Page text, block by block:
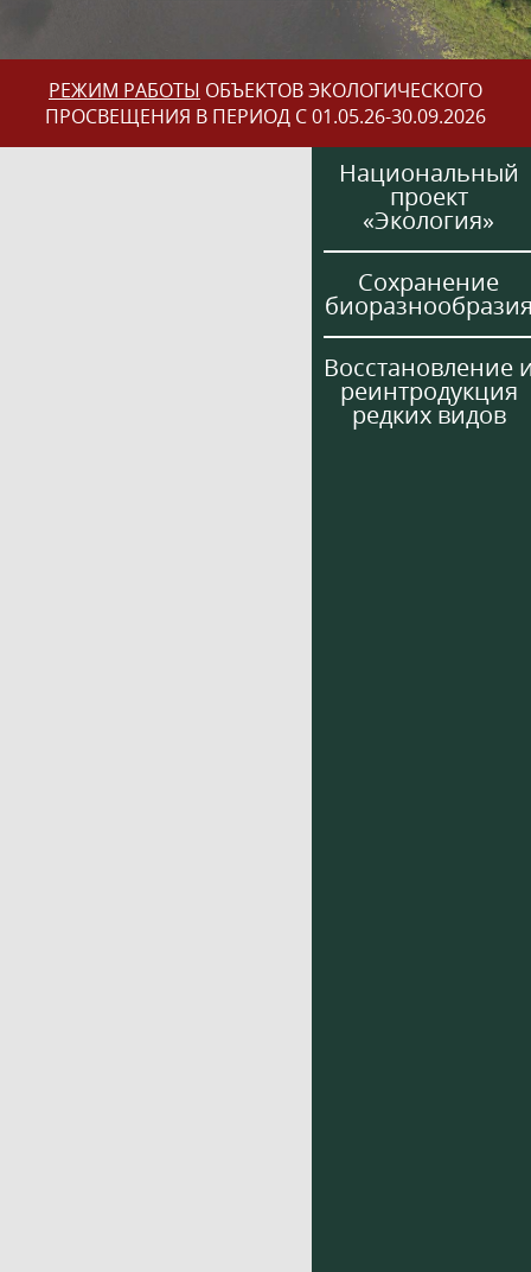
РЕЖИМ РАБОТЫ ОБЪЕКТОВ ЭКОЛОГИЧЕСКОГО
ПРОСВЕЩЕНИЯ В ПЕРИОД С 01.05.26-30.09.2026
Национальный
проект
«Экология»
Сохранение
Восстановление
реинтродукция
редких видов